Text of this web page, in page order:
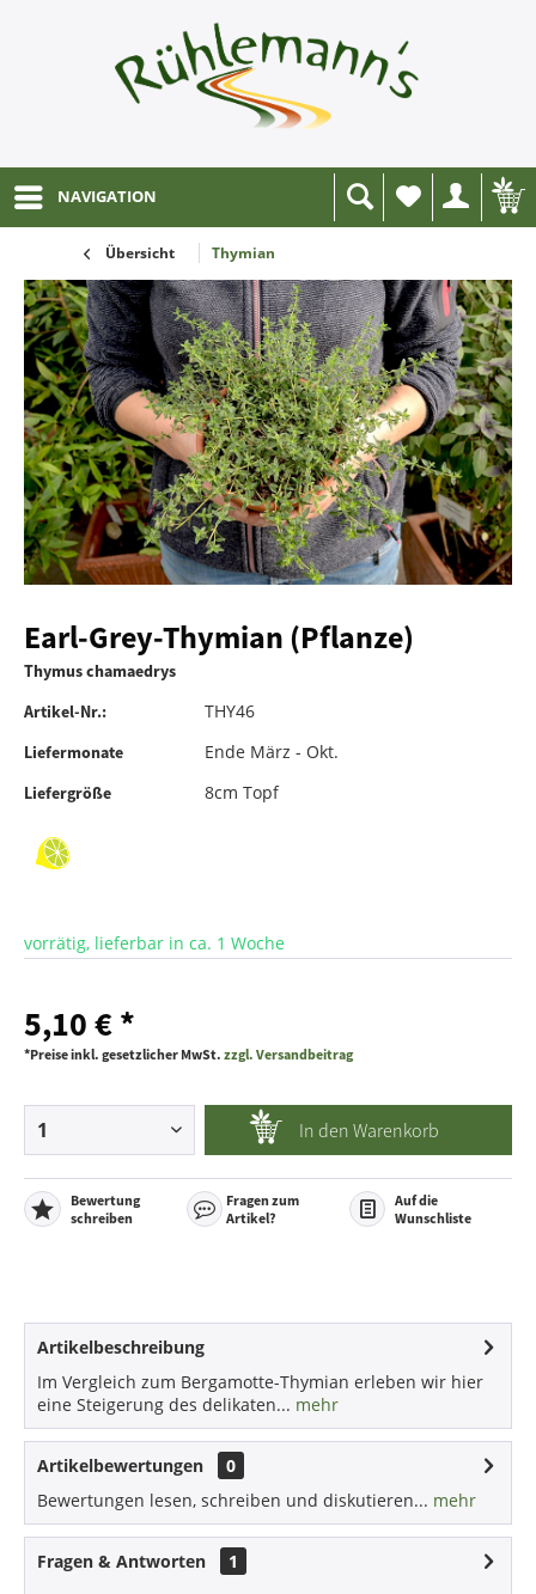
NAVIGATION
Wunschliste
Übersicht Thymian
Earl-Grey-Thymian (Pflanze)
Thymus chamaedrys
Artikel-Nr.:
THY46
Liefermonate Ende März - Okt.
Liefergröße 8cm Topf
vorrätig, lieferbar in ca. 1 Woche
5,10 € *
*Preise inkl. gesetzlicher MwSt. zzgl. Versandbeitrag
In den Warenkorb
Bewertung
schreiben
Fragen zum
Artikel?
Auf die
Wunschliste
Artikelbeschreibung
Im Vergleich zum Bergamotte-Thymian erleben wir hier
eine Steigerung des delikaten... mehr
Artikelbewertungen
0
Bewertungen lesen, schreiben und diskutieren... mehr
Fragen & Antworten 1